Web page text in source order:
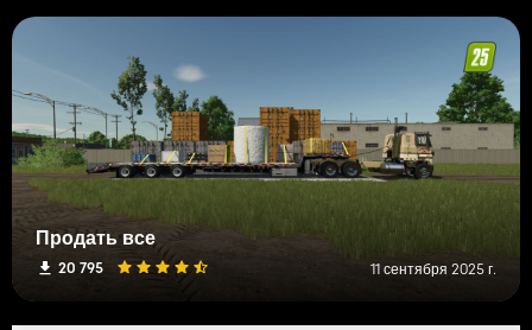
Продать все
20 795 11 сентября 2025 г.